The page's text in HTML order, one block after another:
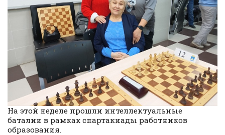
На этой неделе прошли интеллектуальные
баталии в рамках спартакиады работников
образования.